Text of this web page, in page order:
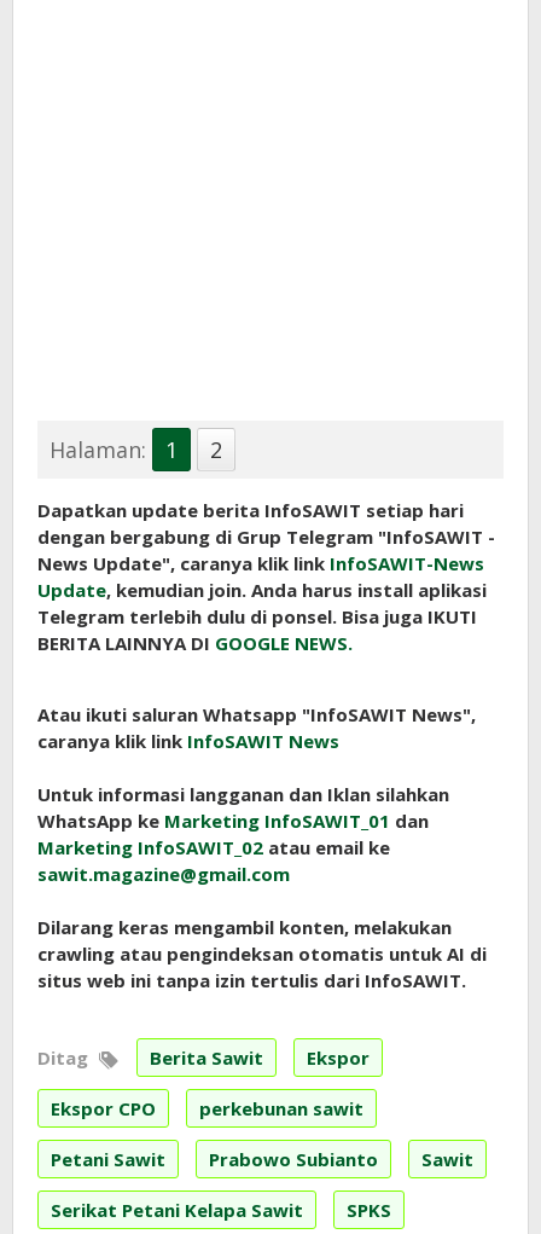
Halaman: 1 2
Dapatkan update berita InfoSAWIT setiap hari
dengan bergabung di Grup Telegram "InfoSAWIT -
News Update", caranya klik link InfoSAWIT-News
Update, kemudian join. Anda harus install aplikasi
Telegram terlebih dulu di ponsel. Bisa juga IKUTI
BERITA LAINNYA DI GOOGLE NEWS.
Atau ikuti saluran Whatsapp "InfoSAWIT News",
caranya klik link InfoSAWIT News
Untuk informasi langganan dan Iklan silahkan
WhatsApp ke Marketing InfoSAWIT_01 dan
Marketing InfoSAWIT_02 atau email ke
sawit.magazine@gmail.com
Dilarang keras mengambil konten, melakukan
crawling atau pengindeksan otomatis untuk AI di
situs web ini tanpa izin tertulis dari InfoSAWIT.
Ditag Berita Sawit Ekspor
Ekspor CPO perkebunan sawit
Petani Sawit Prabowo Subianto Sawit
Serikat Petani Kelapa Sawit SPKS